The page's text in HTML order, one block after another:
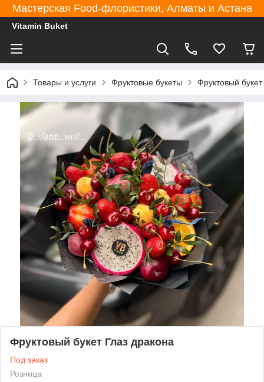
Мастерская Food-флористики, Алматы и Астана
Vitamin Buket
Товары и услуги Фруктовые букеты Фруктовый
Фруктовый букет Глаз дракона
Под заказ
Розница